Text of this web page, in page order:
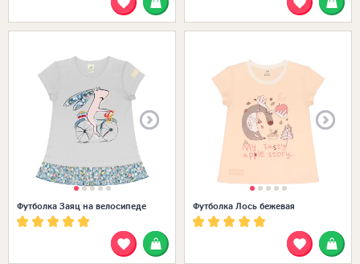
Футболка Заяц на велосипеде Футболка Лось бежевая